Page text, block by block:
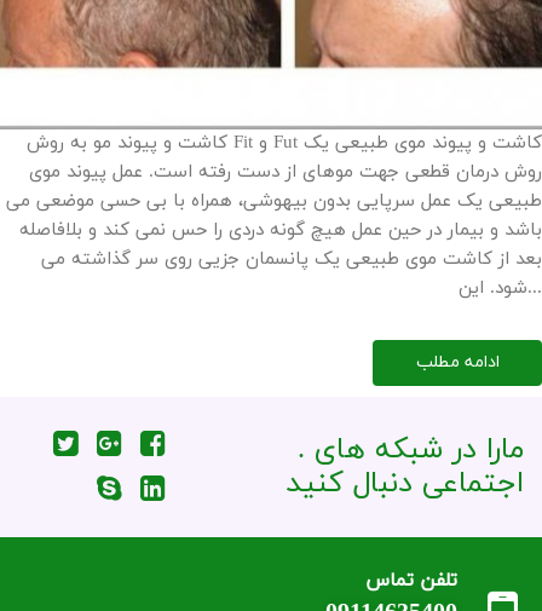
کاشت و پیوند مو به روش Fit و Fut کاشت و پیوند موی طبیعی یک
روش درمان قطعی جهت موهای از دست رفته است. عمل پیوند موی
طبیعی یک عمل سرپایی بدون بیهوشی، همراه با بی حسی موضعی می
باشد و بیمار در حین عمل هیچ گونه دردی را حس نمی کند و بلافاصله
بعد از کاشت موی طبیعی یک پانسمان جزیی روی سر گذاشته می
شود. این...
ادامه مطلب
. مارا در شبکه های
اجتماعی دنبال کنید
تلفن تماس